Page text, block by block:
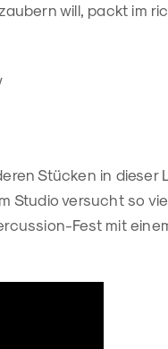
will, packt im
Stücken in
Studio versucht so
Fest mit